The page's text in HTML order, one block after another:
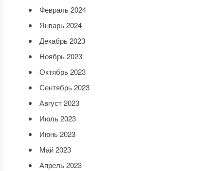
Февраль 2024
Январь 2024
Декабрь 2023
Ноябрь 2023
Октябрь 2023
Сентябрь 2023
Август 2023
Июль 2023
Июнь 2023
Май 2023
Апрель 2023